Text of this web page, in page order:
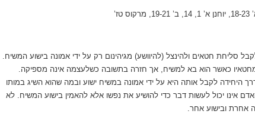
סליחת חטאים ולהינצל (להיוושע) מגיהינום רק על ידי אמונה בישוע המשיח.
כאשר הוא בא למשיח, אך חזרה בתשובה כשלעצמה אינה מספיקה.
היחידה לקבל אותה היא על ידי אמונה במשיח ישוע ובמה שהוא השיג במותו
אינו יכול לעשות דבר כדי להושיע את נפשו אלא להאמין בישוע המשיח. לא
אחרת ובישוע אחר.